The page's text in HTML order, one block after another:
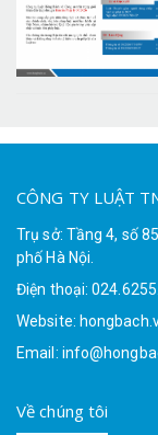
CÔNG TY LUẬT
Trụ sở: Tầng 4, số
phố Hà Nội.
Điện thoại:
Website:
Email:
Về chúng tôi